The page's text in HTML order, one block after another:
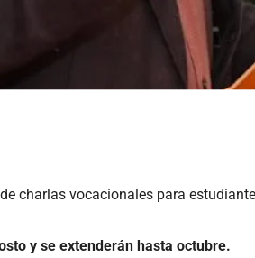
charlas vocacionales para
y se extenderán hasta octubre.